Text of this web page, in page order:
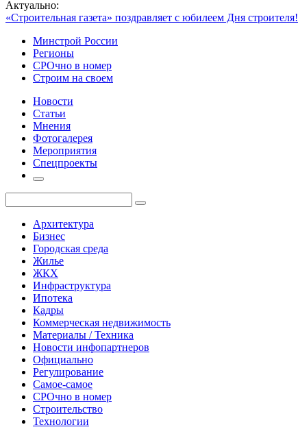
Актуально:
«Строительная газета» поздравляет с юбилеем Дня строителя!
Минстрой России
Регионы
СРОчно в номер
Строим на своем
Новости
Статьи
Мнения
Фотогалерея
Мероприятия
Спецпроекты
Архитектура
Бизнес
Городская среда
Жилье
ЖКХ
Инфраструктура
Ипотека
Кадры
Коммерческая недвижимость
Материалы / Техника
Новости инфопартнеров
Официально
Регулирование
Самое-самое
СРОчно в номер
Строительство
Технологии